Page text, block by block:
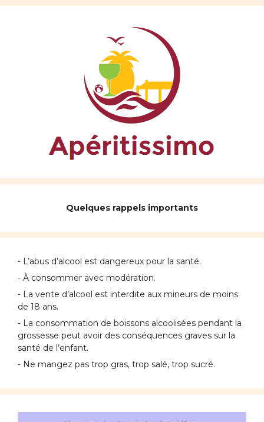
Quelques rappels importants
- L’abus d’alcool est dangereux pour la santé.
- À consommer avec modération.
- La vente d’alcool est interdite aux mineurs de moins
de 18 ans.
- La consommation de boissons alcoolisées pendant la
grossesse peut avoir des conséquences graves sur la
santé de l’enfant.
- Ne mangez pas trop gras, trop salé, trop sucré.